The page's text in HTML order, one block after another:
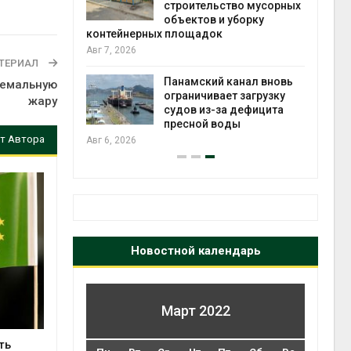
жару
Автора
строительство мусорных
объектов и уборку
контейнерных площадок
Авг 7, 2026
Панамский канал вновь
ограничивает загрузку
судов из-за дефицита
пресной воды
Авг 6, 2026
Новостной календарь
Март 2022